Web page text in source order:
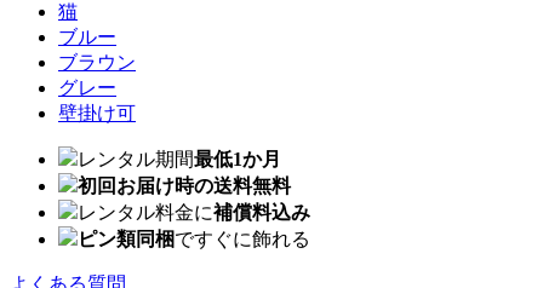
猫
ブルー
ブラウン
グレー
壁掛け可
レンタル期間最低1か月
初回お届け時の送料無料
レンタル料金に補償料込み
ピン類同梱ですぐに飾れる
よくある質問